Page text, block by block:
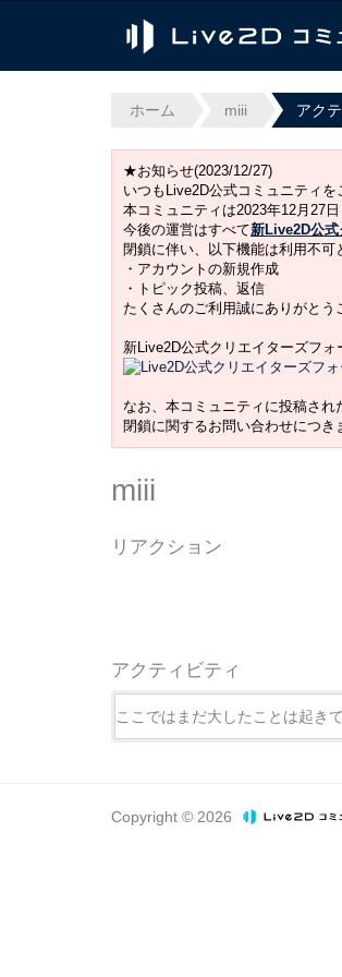
ホーム miii アク
★お知らせ(2023/12/27)
いつもLive2D公式コミュニティを
本コミュニティは2023年12月27
今後の運営はすべて新Live2D公式
閉鎖に伴い、以下機能は利用不可
・アカウントの新規作成
・トピック投稿、返信
たくさんのご利用誠にありがとう
新Live2D公式クリエイターズフォ
なお、本コミュニティに投稿され
閉鎖に関するお問い合わせにつき
miii
リアクション
アクティビティ
ここではまだ大したことは起き
Copyright © 2026